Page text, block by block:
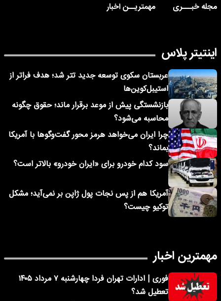
مجله خبـــری
مهمتریــن اخبار
اینتیتر پلاس
عربستان سکوی توسعه جدید تتر شد؛ هدف فراتر از
استیبل‌کوین‌ها
بازنشستگی پیش از موعد برقرار ماند؛ حقوق چگونه
محاسبه می‌شود؟
چرا ایران می‌خواهد هرمز محور گفت‌وگوها با آمریکا
بماند؟
سود کدام خودرو برای «ایران خودرو» بالاتر است؟
آمریکا هم از پس نجات پول ژاپن بر نمی‌آید؛ مشکل
توکیو چیست؟
مهمترین اخبار
فوری | ادارات تهران فردا چهارشنبه ۷ مرداد ۱۴۰۵
تعطیل شد؟